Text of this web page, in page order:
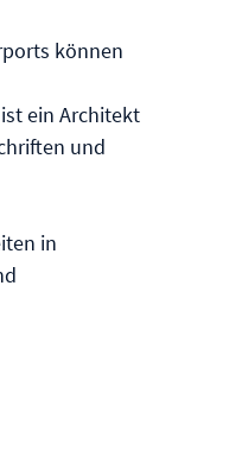
können
ein Architekt
und
in